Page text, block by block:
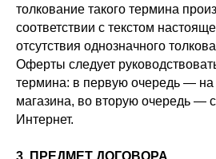
толкование такого термина
соответствии с текстом
отсутствия однозначного
Оферты следует
термина: в первую очередь — на
магазина, во вторую очередь —
Интернет.